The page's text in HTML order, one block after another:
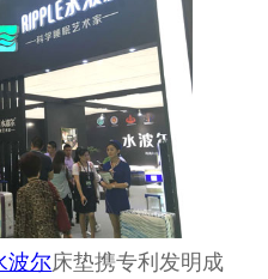
波尔床垫携专利发明成